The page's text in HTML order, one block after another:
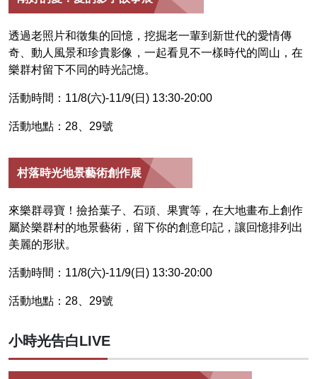
透過老照片和徵集的回憶，挖掘老一輩到新世代的愛情傳
奇、動人風景和珍貴影像，一起看見不一樣時代的岡山，在
樂群村留下不同的時光記憶。
活動時間：11/8(六)-11/9(日) 13:30-20:00
活動地點：28、29號
村落時光地景藝術創作展
來樂群尋寶！撿拾葉子、石頭、果實等，在大地畫布上創作
屬於樂群村的地景藝術，留下你的創意印記，讓回憶排列出
美麗的形狀。
活動時間：11/8(六)-11/9(日) 13:30-20:00
活動地點：28、29號
小時光告白LIVE